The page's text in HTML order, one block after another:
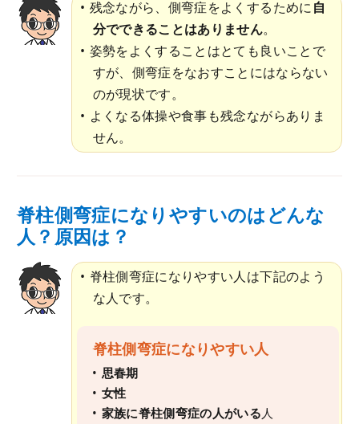
残念ながら、側弯症をよくするために自
分でできることはありません。
姿勢をよくすることはとても良いことで
すが、側弯症をなおすことにはならない
のが現状です。
よくなる体操や食事も残念ながらありま
せん。
脊柱側弯症になりやすいのはどんな
人？原因は？
脊柱側弯症になりやすい人は下記のよう
な人です。
脊柱側弯症になりやすい人
思春期
女性
家族に脊柱側弯症の人がいる人